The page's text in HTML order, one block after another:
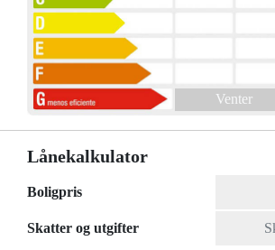
Venter
Lånekalkulator
Boligpris
Skatter og utgifter